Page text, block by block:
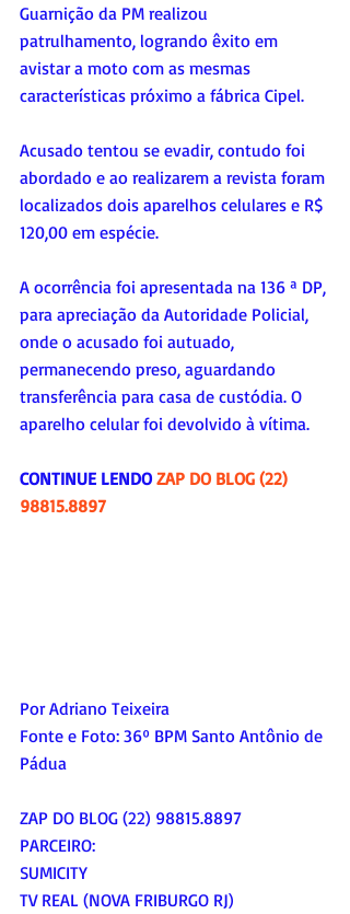
Guarnição da PM realizou
patrulhamento, logrando êxito em
avistar a moto com as mesmas
características próximo a fábrica Cipel.
Acusado tentou se evadir, contudo foi
abordado e ao realizarem a revista foram
localizados dois aparelhos celulares e R$
120,00 em espécie.
A ocorrência foi apresentada na 136 ª DP,
para apreciação da Autoridade Policial,
onde o acusado foi autuado,
permanecendo preso, aguardando
transferência para casa de custódia. O
aparelho celular foi devolvido à vítima.
CONTINUE LENDO ZAP DO BLOG (22)
98815.8897
Por Adriano Teixeira
Fonte e Foto: 36º BPM Santo Antônio de
Pádua
ZAP DO BLOG (22) 98815.8897
PARCEIRO:
SUMICITY
TV REAL (NOVA FRIBURGO RJ)